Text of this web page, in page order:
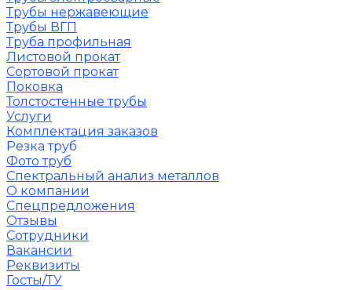
Трубы нержавеющие
Трубы ВГП
Труба профильная
Листовой прокат
Сортовой прокат
Поковка
Толстостенные трубы
Услуги
Комплектация заказов
Резка труб
Фото труб
Спектральный анализ металлов
О компании
Спецпредложения
Отзывы
Сотрудники
Вакансии
Реквизиты
Госты/ТУ